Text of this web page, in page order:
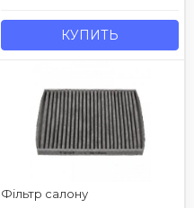
КУПИТЬ
Фільтр салону